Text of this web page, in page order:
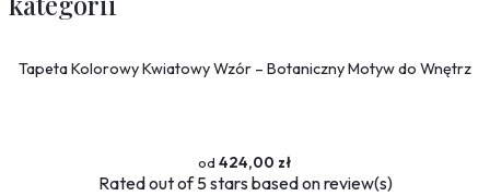
Tapeta Kolorowy Kwiatowy Wzór – Botaniczny Motyw do Wnętrz
424,00 zł
Ratedout of 5 stars based onreview(s)